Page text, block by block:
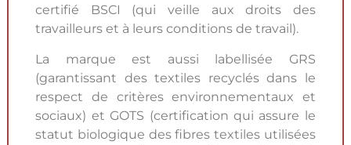
certifié BSCI (qui veille aux droits des
travailleurs et à leurs conditions de travail).
La marque est aussi labellisée GRS
(garantissant des textiles recyclés dans le
respect de critères environnementaux et
sociaux) et GOTS (certification qui assure le
statut biologique des fibres textiles utilisées